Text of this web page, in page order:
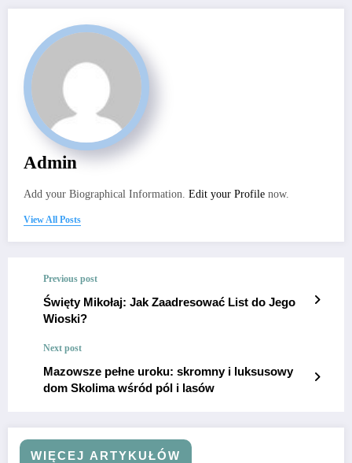
Admin
Add your Biographical Information. Edit your Profile now.
View All Posts
Previous post
Święty Mikołaj: Jak Zaadresować List do Jego
Wioski?
Next post
Mazowsze pełne uroku: skromny i luksusowy
dom Skolima wśród pól i lasów
WIĘCEJ ARTYKUŁÓW